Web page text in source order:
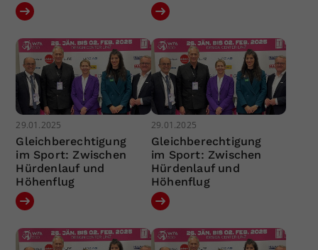
29.01.2025
Gleichberechtigung
im Sport: Zwischen
Hürdenlauf und
Höhenflug
29.01.2025
Gleichberechtigung
im Sport: Zwischen
Hürdenlauf und
Höhenflug